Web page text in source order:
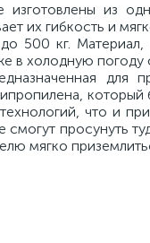
изготовлены из
их гибкость и
500 кг. Материал,
в холодную
для
что и
просунуть
мягко